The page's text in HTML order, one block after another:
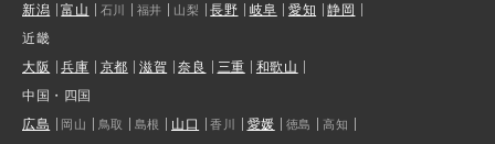
新潟
富山 石川 福井 山梨 長野 岐阜 愛知
静岡
近畿
大阪
兵庫 京都 滋賀 奈良 三重
和歌山
中国・四国
広島
岡山 鳥取 島根 山口 香川 愛媛 徳島 高知